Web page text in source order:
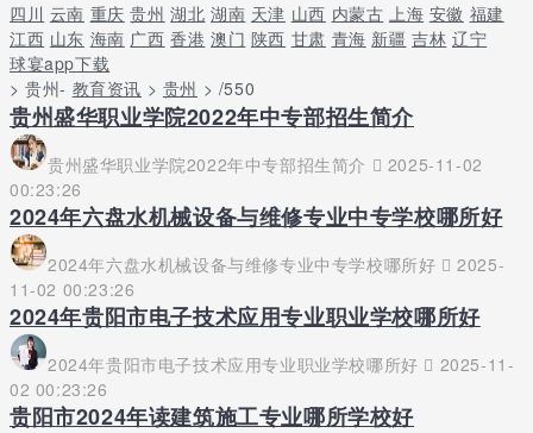
四川 云南 重庆 贵州 湖北 湖南 天津 山西 内蒙古 上海 安徽 福建
江西 山东 海南 广西 香港 澳门 陕西 甘肃 青海 新疆 吉林 辽宁
球宴app下载
> 贵州- 教育资讯 > 贵州 > /550
贵州盛华职业学院2022年中专部招生简介
贵州盛华职业学院2022年中专部招生简介
2025-11-02
00:23:26
2024年六盘水机械设备与维修专业中专学校哪所好
2024年六盘水机械设备与维修专业中专学校哪所好
2025-
11-02 00:23:26
2024年贵阳市电子技术应用专业职业学校哪所好
2024年贵阳市电子技术应用专业职业学校哪所好
2025-11-
02 00:23:26
贵阳市2024年读建筑施工专业哪所学校好